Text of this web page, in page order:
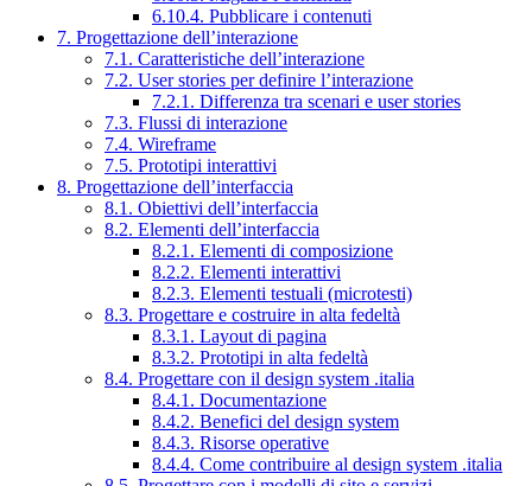
6.10.4. Pubblicare i contenuti
7. Progettazione dell’interazione
7.1. Caratteristiche dell’interazione
7.2. User stories per definire l’interazione
7.2.1. Differenza tra scenari e user stories
7.3. Flussi di interazione
7.4. Wireframe
7.5. Prototipi interattivi
8. Progettazione dell’interfaccia
8.1. Obiettivi dell’interfaccia
8.2. Elementi dell’interfaccia
8.2.1. Elementi di composizione
8.2.2. Elementi interattivi
8.2.3. Elementi testuali (microtesti)
8.3. Progettare e costruire in alta fedeltà
8.3.1. Layout di pagina
8.3.2. Prototipi in alta fedeltà
8.4. Progettare con il design system .italia
8.4.1. Documentazione
8.4.2. Benefici del design system
8.4.3. Risorse operative
8.4.4. Come contribuire al design system .italia